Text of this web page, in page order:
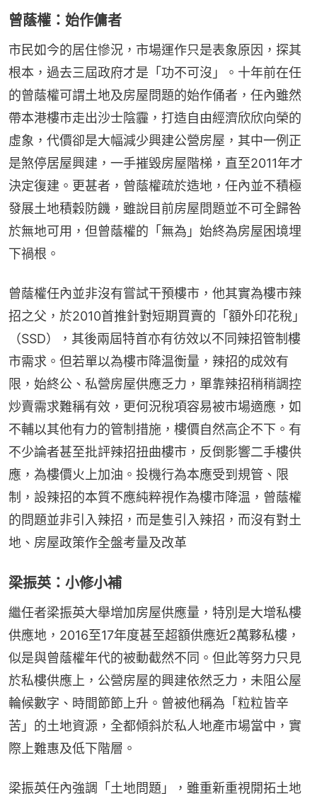
曾蔭權：始作傭者
市民如今的居住慘況，市場運作只是表象原因，探其
根本，過去三屆政府才是「功不可沒」。十年前在任
的曾蔭權可謂土地及房屋問題的始作俑者，任內雖然
帶本港樓市走出沙士陰霾，打造自由經濟欣欣向榮的
虛象，代價卻是大幅減少興建公營房屋，其中一例正
是煞停居屋興建，一手摧毀房屋階梯，直至2011年才
決定復建。更甚者，曾蔭權疏於造地，任內並不積極
發展土地積穀防饑，雖說目前房屋問題並不可全歸咎
於無地可用，但曾蔭權的「無為」始終為房屋困境埋
下禍根。
曾蔭權任內並非沒有嘗試干預樓市，他其實為樓市辣
招之父，於2010首推針對短期買賣的「額外印花稅」
（SSD），其後兩屆特首亦有彷效以不同辣招管制樓
市需求。但若單以為樓市降温衡量，辣招的成效有
限，始終公、私營房屋供應乏力，單靠辣招稍稍調控
炒賣需求難稱有效，更何況稅項容易被市場適應，如
不輔以其他有力的管制措施，樓價自然高企不下。有
不少論者甚至批評辣招扭曲樓市，反倒影響二手樓供
應，為樓價火上加油。投機行為本應受到規管、限
制，設辣招的本質不應純粹視作為樓市降温，曾蔭權
的問題並非引入辣招，而是隻引入辣招，而沒有對土
地、房屋政策作全盤考量及改革
梁振英：小修小補
繼任者梁振英大舉增加房屋供應量，特別是大增私樓
供應地，2016至17年度甚至超額供應近2萬夥私樓，
似是與曾蔭權年代的被動截然不同。但此等努力只見
於私樓供應上，公營房屋的興建依然乏力，未阻公屋
輪候數字、時間節節上升。曾被他稱為「粒粒皆辛
苦」的土地資源，全都傾斜於私人地產市場當中，實
際上難惠及低下階層。
梁振英任內強調「土地問題」，雖重新重視開拓土地